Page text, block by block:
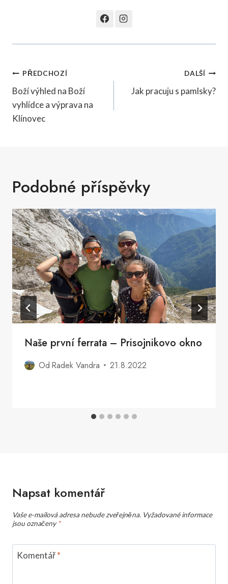
Navigace
pro
příspěvek
PŘEDCHOZÍ
Boží výhled na Boží
vyhlídce a výprava na
Klínovec
DALŠÍ
Jak pracuju s pamlsky?
Podobné příspěvky
Naše první ferrata – Prisojnikovo okno
Od Radek Vandra 21.8.2022
Napsat komentář
Vaše e-mailová adresa nebude zveřejněna. Vyžadované informace
jsou označeny*
Komentář*